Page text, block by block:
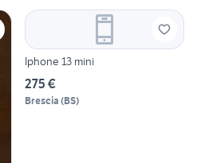
Iphone 13 mini
275 €
Brescia (BS)